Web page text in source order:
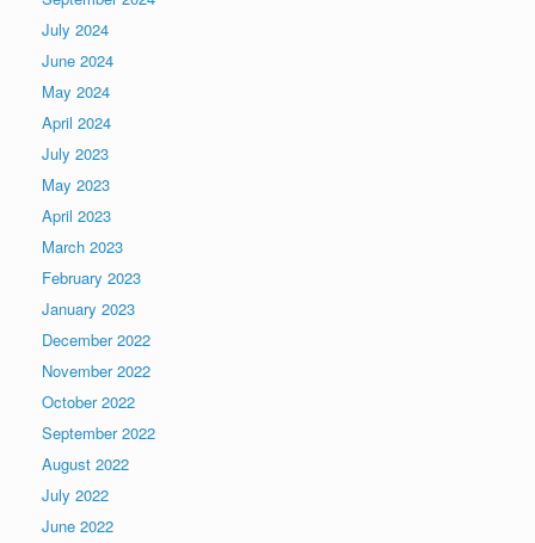
July 2024
June 2024
May 2024
April 2024
July 2023
May 2023
April 2023
March 2023
February 2023
January 2023
December 2022
November 2022
October 2022
September 2022
August 2022
July 2022
June 2022